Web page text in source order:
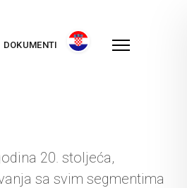
DOKUMENTI
20. stoljeća,
sa svim segmentima